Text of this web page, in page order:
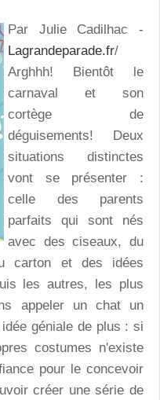
Par Julie Cadilhac -
Lagrandeparade.fr/
Arghhh! Bientôt le
carnaval et son
cortège de
déguisements! Deux
situations distinctes
vont se présenter :
celle des parents
parfaits qui sont nés
avec des ciseaux, du
carton et des idées
les autres, les plus
appeler un chat un
géniale de plus : si
costumes n'existe
pour le concevoir
créer une série de